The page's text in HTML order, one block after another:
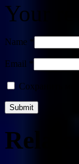
Your
Name *
Email *
Сохранить